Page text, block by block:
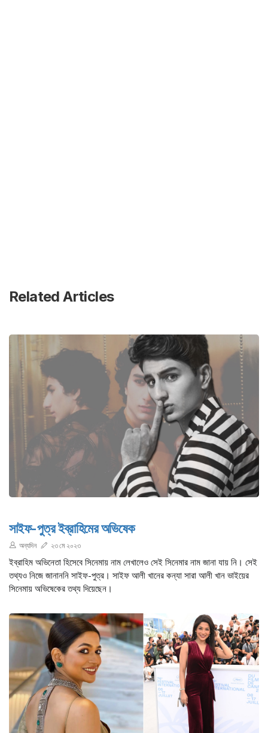
Related Articles
সাইফ-পুত্র ইব্রাহিমের অভিষেক
অন্যদিন ২৩ মে ২০২৩
ইব্রাহিম অভিনেতা হিসেবে সিনেমায় নাম লেখালেও সেই সিনেমার নাম জানা যায় নি। সেই
তথ্যও নিজে জানাননি সাইফ-পুত্র। সাইফ আলী খানের কন্যা সারা আলী খান ভাইয়ের
সিনেমায় অভিষেকের তথ্য দিয়েছেন।